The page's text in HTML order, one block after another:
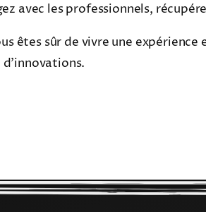
avec les professionnels,
êtes sûr de vivre une expérience